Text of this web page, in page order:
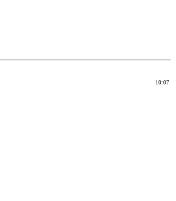
10:07